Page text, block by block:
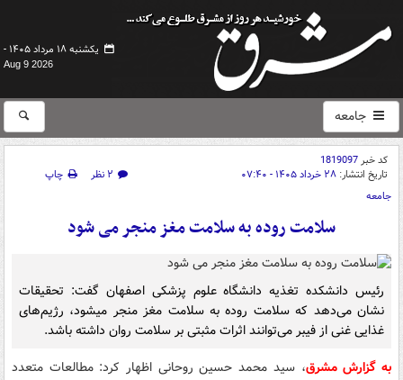
یکشنبه ۱۸ مرداد ۱۴۰۵ -
Aug 9 2026
جامعه
کد خبر1819097
تاریخ انتشار: ۲۸ خرداد ۱۴۰۵ - ۰۷:۴۰ ۲ نظر
چاپ
جامعه
سلامت روده به سلامت مغز منجر می شود
رئیس دانشکده تغذیه دانشگاه علوم پزشکی اصفهان گفت: تحقیقات
نشان می‌دهد که سلامت روده به سلامت مغز منجر میشود، رژیم‌های
غذایی غنی از فیبر می‌توانند اثرات مثبتی بر سلامت روان داشته باشد.
به گزارش مشرق، سید محمد حسین روحانی اظهار کرد: مطالعات متعدد